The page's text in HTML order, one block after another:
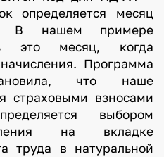
определяется месяц
В нашем примере
это месяц, когда
Программа
что наше
страховыми взносами
выбором
на вкладке
труда в натуральной